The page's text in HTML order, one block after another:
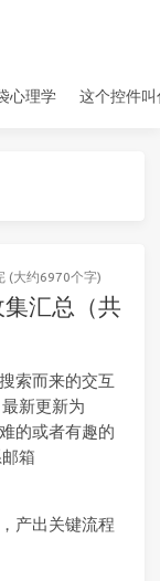
心理学 这个控件叫
(大约6970个字)
汇总（共
索而来的交互
新更新为
的或者有趣的
箱
产出关键流程